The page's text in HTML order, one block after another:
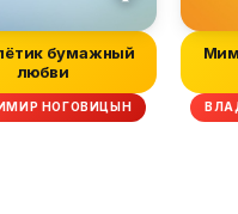
бумажный
любви
НОГОВИЦЫН